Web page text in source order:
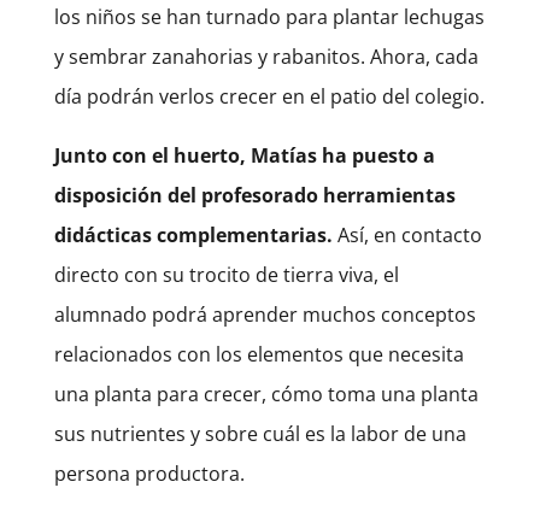
los niños se han turnado para plantar lechugas
y sembrar zanahorias y rabanitos. Ahora, cada
día podrán verlos crecer en el patio del colegio.
Junto con el huerto, Matías ha puesto a
disposición del profesorado herramientas
didácticas complementarias. Así, en contacto
directo con su trocito de tierra viva, el
alumnado podrá aprender muchos conceptos
relacionados con los elementos que necesita
una planta para crecer, cómo toma una planta
sus nutrientes y sobre cuál es la labor de una
persona productora.